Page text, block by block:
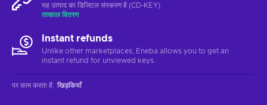
यह उत्पाद का डिजिटल संस्करण है (CD-KEY)
तत्काल वितरण
Instant refunds
Unlike other marketplaces, Eneba allows you to get an
instant refund for unviewed keys.
पर काम करता है: खिड़कियाँ